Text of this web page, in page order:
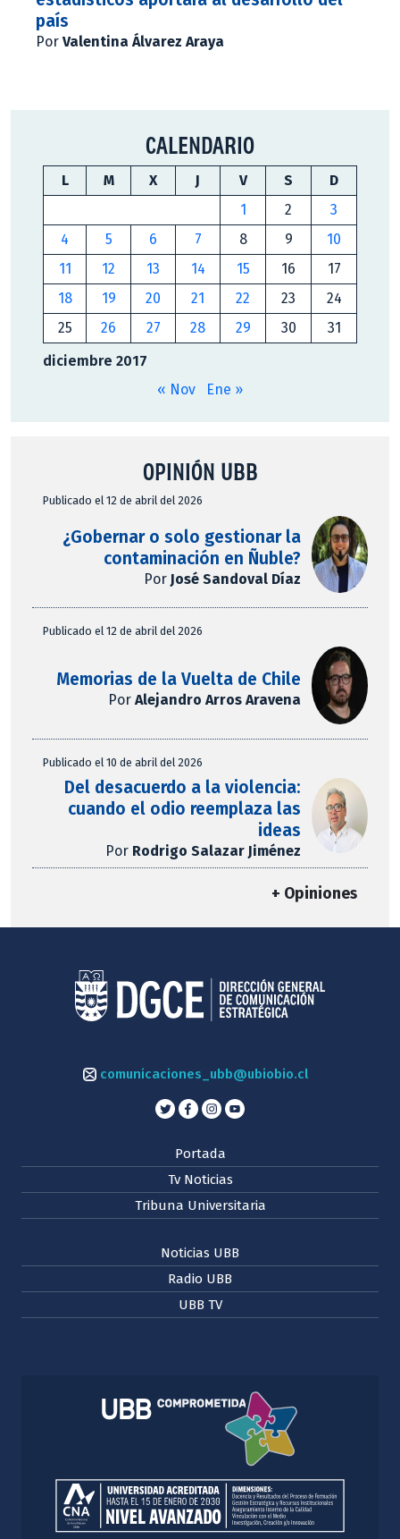
país
Por Valentina Álvarez Araya
CALENDARIO
diciembre 2017
L M X J V S
D
1
2
3
4
5 6 7 8 9
10
11
12 13 14 15 16
17
18
19 20 21 22 23
24
25
26 27 28 29 30 31
« Nov Ene »
OPINIÓN UBB
Publicado el 12 de abril del 2026
¿Gobernar o solo gestionar la
contaminación en Ñuble?
Por José Sandoval Díaz
Publicado el 12 de abril del 2026
Memorias de la Vuelta de Chile
PorAlejandro Arros Aravena
Publicado el 10 de abril del 2026
Del desacuerdo a la violencia:
cuando el odio reemplaza las
ideas
Por Rodrigo Salazar Jiménez
+ Opiniones
comunicaciones_ubb@ubiobio.cl
Portada
Tv Noticias
Tribuna Universitaria
Noticias UBB
Radio UBB
UBB TV